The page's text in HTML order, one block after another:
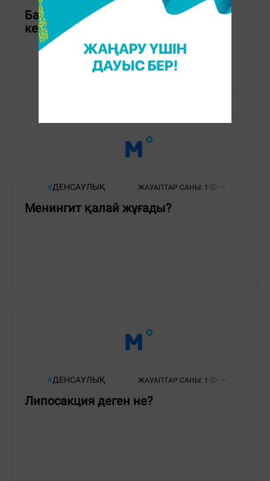
Бас жиі ауырса, қай дәрігерге бару
керек?
#ДЕНСАУЛЫҚ ЖАУАПТАР САНЫ: 1
Менингит қалай жұғады?
#ДЕНСАУЛЫҚ ЖАУАПТАР САНЫ: 1
Липосакция деген не?